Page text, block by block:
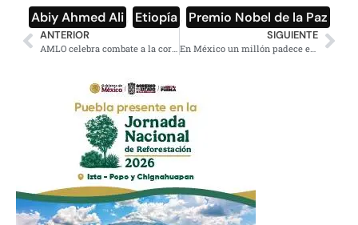
Abiy Ahmed Ali Etiopía Premio Nobel de la Paz
ANTERIOR SIGUIENTE
En México un millón padece enfermedad de Chagas